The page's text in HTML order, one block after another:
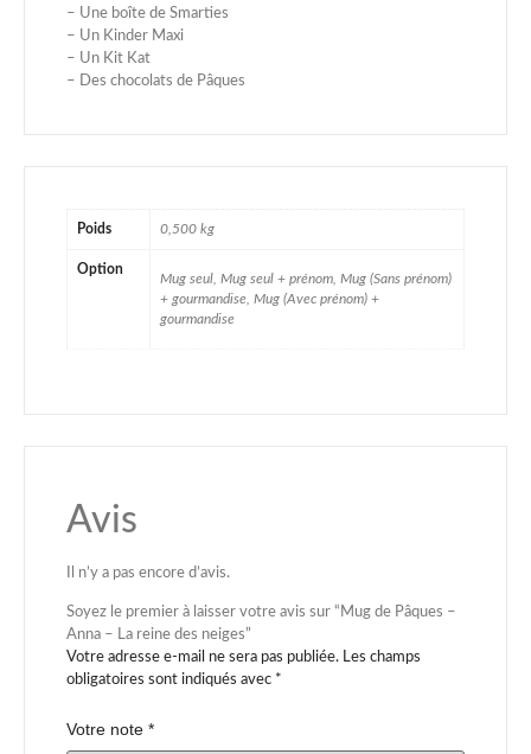
– Une boîte de Smarties
– Un Kinder Maxi
– Un Kit Kat
– Des chocolats de Pâques
Poids 0,500 kg
Option
Mug seul, Mug seul + prénom, Mug (Sans prénom)
+ gourmandise, Mug (Avec prénom) +
gourmandise
Avis
Il n’y a pas encore d’avis.
Soyez le premier à laisser votre avis sur “Mug de Pâques –
Anna – La reine des neiges”
Votre adresse e-mail ne sera pas publiée. Les champs
obligatoires sont indiqués avec *
Votre note *